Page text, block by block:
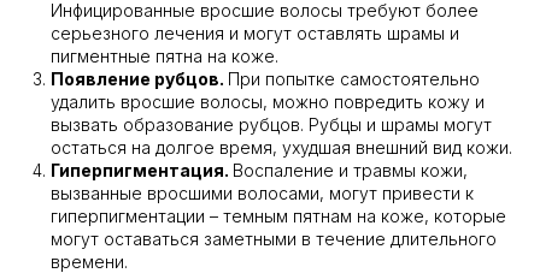
Инфицированные вросшие волосы требуют более
серьезного лечения и могут оставлять шрамы и
пигментные пятна на коже.
Появление рубцов. При попытке самостоятельно
удалить вросшие волосы, можно повредить кожу и
вызвать образование рубцов. Рубцы и шрамы могут
остаться на долгое время, ухудшая внешний вид кожи.
Гиперпигментация. Воспаление и травмы кожи,
вызванные вросшими волосами, могут привести к
гиперпигментации – темным пятнам на коже, которые
могут оставаться заметными в течение длительного
времени.